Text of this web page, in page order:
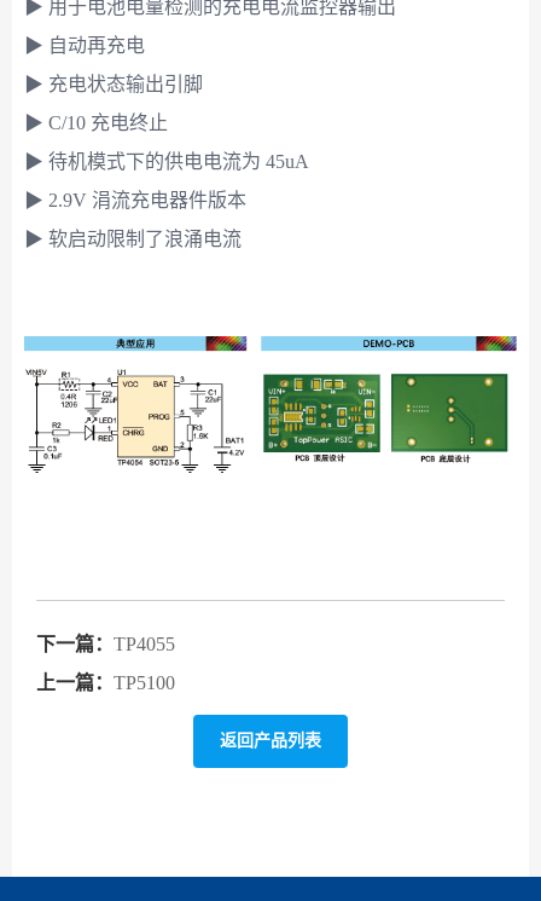
▶ 用于电池电量检测的充电电流监控器输出
▶ 自动再充电
▶ 充电状态输出引脚
▶ C/10 充电终止
▶ 待机模式下的供电电流为 45uA
▶ 2.9V 涓流充电器件版本
▶ 软启动限制了浪涌电流
下一篇： TP4055
上一篇： TP5100
返回产品列表